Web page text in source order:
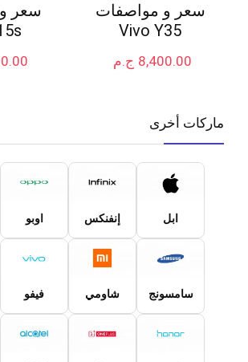
سعر و مواصفات
Vivo Y35
ج.م 8,400.00
سعر
ماركات أخرى
ابل إنفنكس اوبو
سامسونج شاومي فيفو